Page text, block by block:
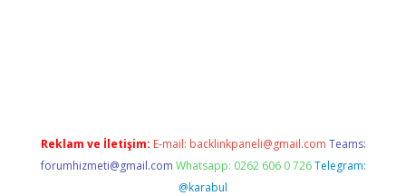
Reklam ve İletişim: E-mail: backlinkpaneli@gmail.com Teams:
forumhizmeti@gmail.com Whatsapp: 0262 606 0 726 Telegram:
@karabul